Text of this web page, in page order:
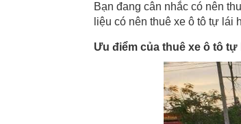
Bạn đang cân nhắc có nên
liệu có nên thuê xe ô tô tự lái
Ưu điểm của thuê xe ô tô tự